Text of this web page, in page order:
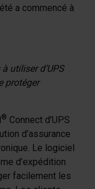
a commencé à
utiliser d’UPS
protéger
® Connect d’UPS
d’assurance
Le logiciel
d’expédition
facilement les